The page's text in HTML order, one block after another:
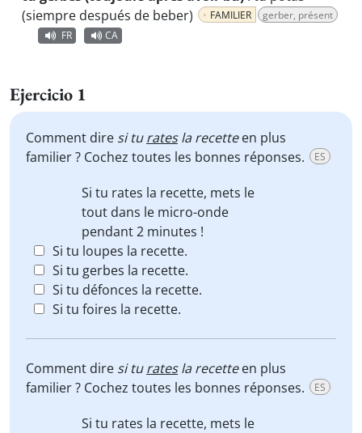
(siempre después de beber)
FAMILIER
gerber, présent
FR
CA
Ejercicio 1
Comment dire si turatesla recetteen plus
familier ? Cochez toutes les bonnes réponses.
ES
Si tu rates la recette, mets le
tout dans le micro-onde
pendant 2 minutes !
Si tu loupes la recette.
Si tu gerbes la recette.
Si tu défonces la recette.
Si tu foires la recette.
Comment dire si turatesla recetteen plus
familier ? Cochez toutes les bonnes réponses.
ES
Si tu rates la recette, mets le